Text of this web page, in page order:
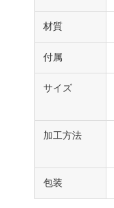
材質
付属
サイズ
加工方法
包装